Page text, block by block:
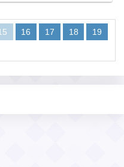
16 17 18 19